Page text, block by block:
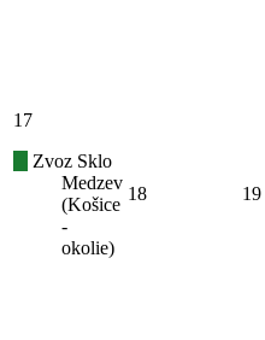
17
Zvoz Sklo
Medzev
(Košice
-
okolie)
18 19